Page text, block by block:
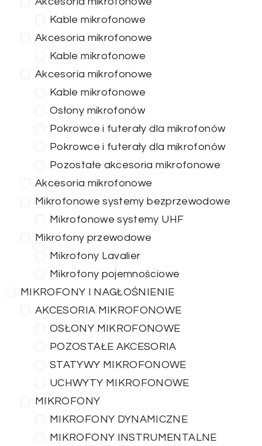
Kable mikrofonowe
Akcesoria mikrofonowe
Kable mikrofonowe
Akcesoria mikrofonowe
Kable mikrofonowe
Osłony mikrofonów
Pokrowce i futerały dla mikrofonów
Pokrowce i futerały dla mikrofonów
Pozostałe akcesoria mikrofonowe
Akcesoria mikrofonowe
Mikrofonowe systemy bezprzewodowe
Mikrofonowe systemy UHF
Mikrofony przewodowe
Mikrofony Lavalier
Mikrofony pojemnościowe
MIKROFONY I NAGŁOŚNIENIE
AKCESORIA MIKROFONOWE
OSŁONY MIKROFONOWE
POZOSTAŁE AKCESORIA
STATYWY MIKROFONOWE
UCHWYTY MIKROFONOWE
MIKROFONY
MIKROFONY DYNAMICZNE
MIKROFONY INSTRUMENTALNE